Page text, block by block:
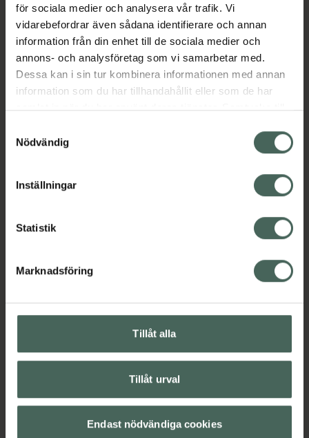
för sociala medier och analysera vår trafik. Vi
vidarebefordrar även sådana identifierare och annan
information från din enhet till de sociala medier och
annons- och analysföretag som vi samarbetar med.
Dessa kan i sin tur kombinera informationen med annan
information som du har tillhandahållit eller som de har
samlat in när du har använt deras tjänster. Samtycke till
återkalla ditt samtycke via webbplatsens
cookieinställningar. Ett återkallat samtycke påverkar inte
lagligheten av behandling som skett innan återkallelsen.
Nödvändig
Inställningar
Statistik
Marknadsföring
Tillåt alla
Tillåt urval
Endast nödvändiga cookies
smakvarianter! Innehåller sötningsmedel
Jämförpris 0,31 kr/g
EAN:07350069383747
Kategorier:
Kost och hälsaMellanmål och snacks
ProteinpulverProteinpulverProteinpulver
Visa
Innehåll Visa
Instruktioner Visa
Upptäck flera produkter inom
Mellanmål och snacks
Proteinpulver
Proteinpulver